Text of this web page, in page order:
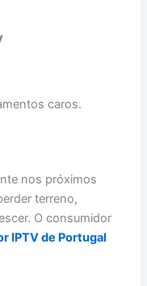
caros.
nos próximos
terreno,
O consumidor
IPTV de Portugal